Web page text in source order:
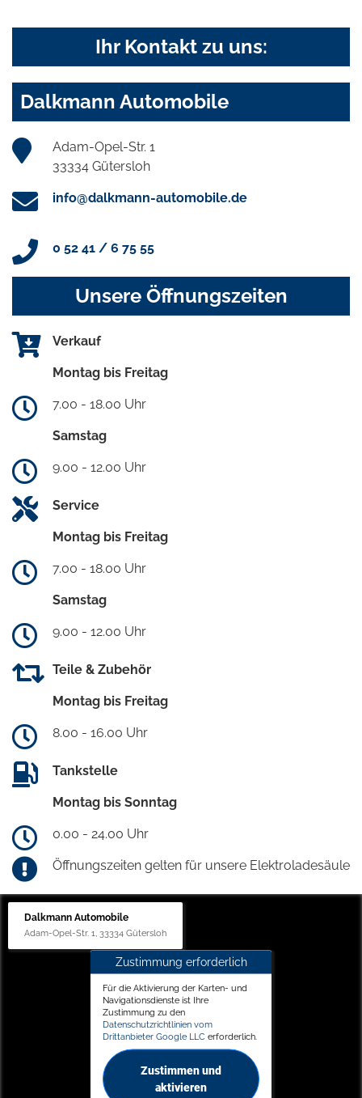
Ihr Kontakt zu uns:
Dalkmann Automobile
Adam-Opel-Str. 1
33334 Gütersloh
info@dalkmann-automobile.de
0 52 41 / 6 75 55
Unsere Öffnungszeiten
Verkauf
Montag bis Freitag
7.00 - 18.00 Uhr
Samstag
9.00 - 12.00 Uhr
Service
Montag bis Freitag
7.00 - 18.00 Uhr
Samstag
9.00 - 12.00 Uhr
Teile & Zubehör
Montag bis Freitag
8.00 - 16.00 Uhr
Tankstelle
Montag bis Sonntag
0.00 - 24.00 Uhr
Öffnungszeiten gelten für unsere Elektroladesäule
Dalkmann Automobile
Adam-Opel-Str. 1, 33334 Gütersloh
Zustimmung erforderlich
Für die Aktivierung der Karten- und
Navigationsdienste ist Ihre
Zustimmung zu den
Datenschutzrichtlinien vom
Drittanbieter Google LLC erforderlich.
Zustimmen und
aktivieren